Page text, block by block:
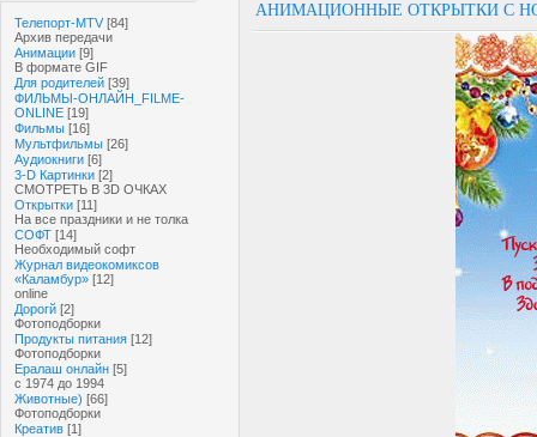
Телепорт-MTV [84]
Архив передачи
Анимации [9]
В формате GIF
Для родителей [39]
ФИЛЬМЫ-ОНЛАЙН_FILME-
ONLINE [19]
Фильмы [16]
Мультфильмы [26]
Аудиокниги [6]
3-D Картинки [2]
СМОТРЕТЬ В 3D ОЧКАХ
Открытки [11]
На все праздники и не толка
СОФТ [14]
Необходимый софт
Журнал видеокомиксов
«Каламбур» [12]
online
Дорогй [2]
Фотоподборки
Продукты питания [12]
Фотоподборки
Ералаш онлайн [5]
с 1974 до 1994
Животные) [66]
Фотоподборки
Креатив [1]
АНИМАЦИОННЫЕ ОТКРЫТКИ C